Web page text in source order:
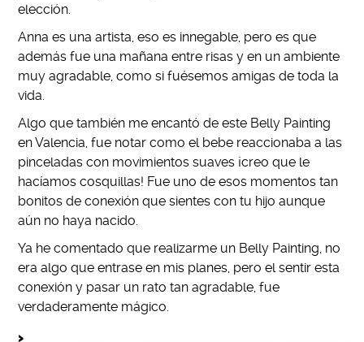
elección.
Anna es una artista, eso es innegable, pero es que
además fue una mañana entre risas y en un ambiente
muy agradable, como si fuésemos amigas de toda la
vida.
Algo que también me encantó de este Belly Painting
en Valencia, fue notar como el bebe reaccionaba a las
pinceladas con movimientos suaves ¡creo que le
hacíamos cosquillas! Fue uno de esos momentos tan
bonitos de conexión que sientes con tu hijo aunque
aún no haya nacido.
Ya he comentado que realizarme un Belly Painting, no
era algo que entrase en mis planes, pero el sentir esta
conexión y pasar un rato tan agradable, fue
verdaderamente mágico.